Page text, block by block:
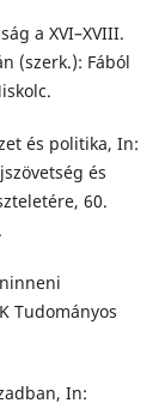
a XVI–XVIII.
(szerk.): Fából
és politika, In:
és
60.
Tudományos
In: